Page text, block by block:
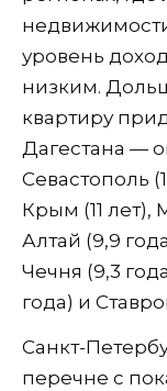
уровень
низким.
квартиру
Дагестана —
Севастополь
Крым (11 лет),
Алтай (9,9
Чечня (9,3
года) и
Санкт-
перечне с